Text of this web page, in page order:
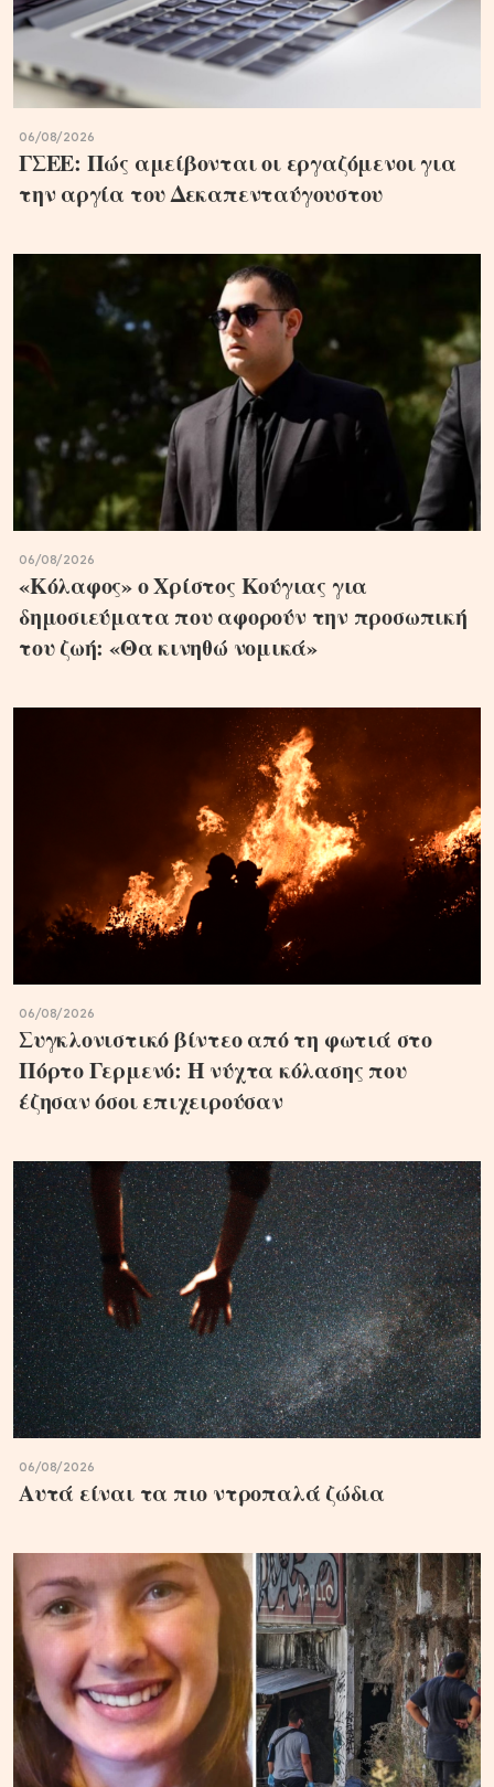
06/08/2026
ΓΣΕΕ: Πώς αμείβονται οι εργαζόμενοι για
την αργία του Δεκαπενταύγουστου
06/08/2026
«Κόλαφος» ο Χρίστος Κούγιας για
δημοσιεύματα που αφορούν την προσωπική
του ζωή: «Θα κινηθώ νομικά»
06/08/2026
Συγκλονιστικό βίντεο από τη φωτιά στο
Πόρτο Γερμενό: Η νύχτα κόλασης που
έζησαν όσοι επιχειρούσαν
06/08/2026
Αυτά είναι τα πιο ντροπαλά ζώδια